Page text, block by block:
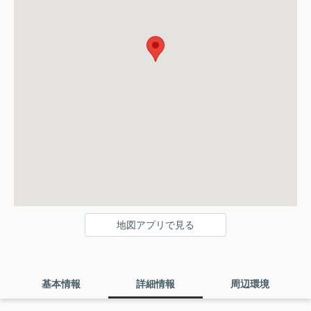
地図アプリで見る
基本情報 詳細情報 周辺環境